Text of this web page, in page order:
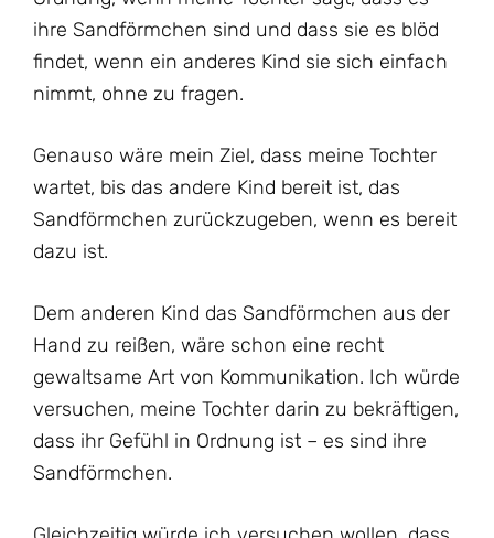
ihre Sandförmchen sind und dass sie es blöd
findet, wenn ein anderes Kind sie sich einfach
nimmt, ohne zu fragen.
Genauso wäre mein Ziel, dass meine Tochter
wartet, bis das andere Kind bereit ist, das
Sandförmchen zurückzugeben, wenn es bereit
dazu ist.
Dem anderen Kind das Sandförmchen aus der
Hand zu reißen, wäre schon eine recht
gewaltsame Art von Kommunikation. Ich würde
versuchen, meine Tochter darin zu bekräftigen,
dass ihr Gefühl in Ordnung ist – es sind ihre
Sandförmchen.